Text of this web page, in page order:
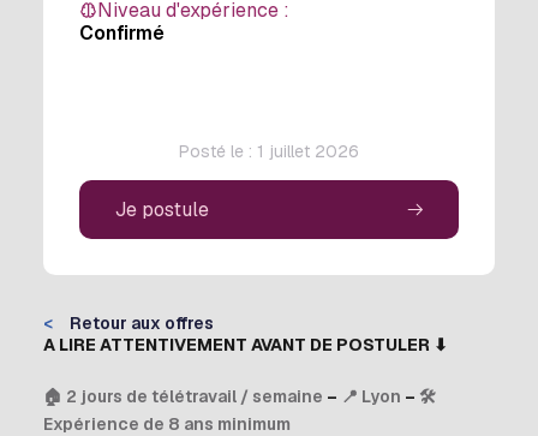
Niveau d'expérience :
Confirmé
Posté le : 1 juillet 2026
Je postule
<
Retour aux offres
A LIRE ATTENTIVEMENT AVANT DE POSTULER ⬇
🏠 2 jours de télétravail / semaine – 📍 Lyon – 🛠
Expérience de 8 ans minimum